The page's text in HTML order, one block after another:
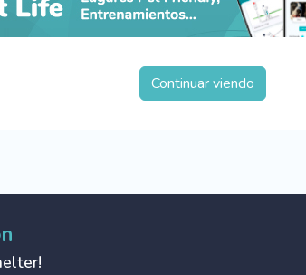
Continuar viendo